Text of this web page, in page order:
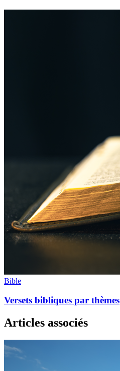
Bible
Versets bibliques par thèmes
Articles associés